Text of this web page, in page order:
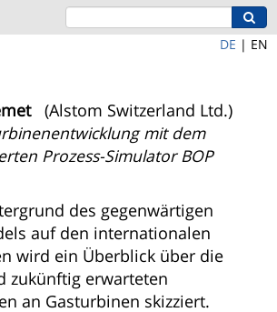
DE | EN
(Alstom Switzerland Ltd.)
mit dem
Prozess-Simulator BOP
des gegenwärtigen
auf den internationalen
wird ein Überblick über die
zukünftig erwarteten
an Gasturbinen skizziert.